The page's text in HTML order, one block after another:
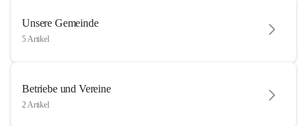
Unsere Gemeinde
5 Artikel
Betriebe und Vereine
2 Artikel